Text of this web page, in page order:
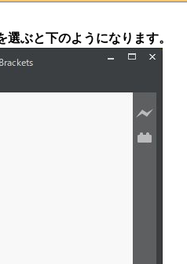
ぶと下のようになります。